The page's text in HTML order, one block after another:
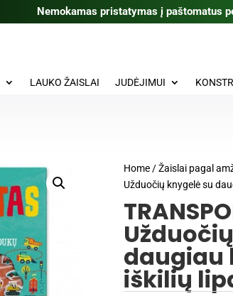
Nemokamas pristatymas į paštomatus
LAUKO ŽAISLAI JUDĖJIMUI
Home/Žaislai pagal
Užduočių knygelė su
daugiau
iškilių